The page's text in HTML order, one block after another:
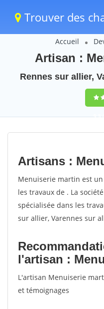
Trouver des
Accueil
Artisan :
Rennes sur allier,
9,5
Artisans :
Menuiserie martin est
les travaux de . La
spécialisée dans les
sur allier, Varennes sur
l'artisan :
L'artisan Menuiserie
et témoignages